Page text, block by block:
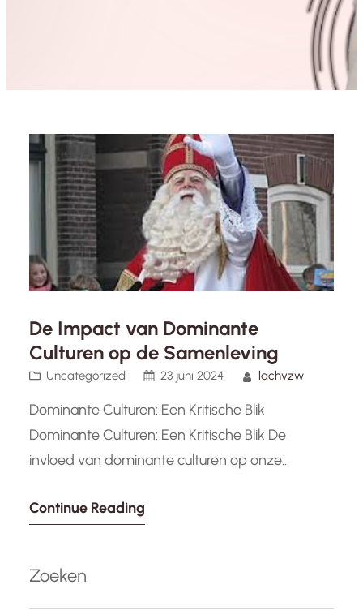
De Impact van Dominante
Culturen op de Samenleving
Uncategorized 23 juni 2024 lachvzw
Dominante Culturen: Een Kritische Blik
Dominante Culturen: Een Kritische Blik De
invloed van dominante culturen op onze
aandacht krijgt in het maatschappelijk debat.
tradities die de maatschappij structureren en
bepalen. Deze dominante culturen kunnen
Continue Reading
Zoeken